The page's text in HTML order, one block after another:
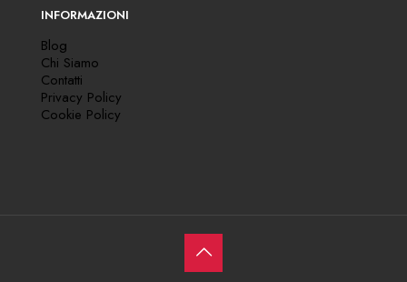
INFORMAZIONI
Blog
Chi Siamo
Contatti
Privacy Policy
Cookie Policy